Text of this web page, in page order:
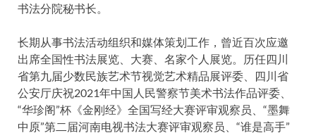
书法分院秘书长。
长期从事书法活动组织和媒体策划工作，曾近百次应邀
出席全国性书法展览、大赛、名家个人展览。历任四川
省第九届少数民族艺术节视觉艺术精品展评委、四川省
公安厅庆祝2021年中国人民警察节美术书法作品评委、
“华珍阁”杯《金刚经》全国写经大赛评审观察员、“墨舞
中原”第二届河南电视书法大赛评审观察员、“谁是高手”